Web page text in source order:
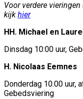
Voor verdere
kijk hier
HH. Michael en
Dinsdag 10:00 uur,
H. Nicolaas Eemnes
Donderdag 10.00 uur,
Gebedsviering